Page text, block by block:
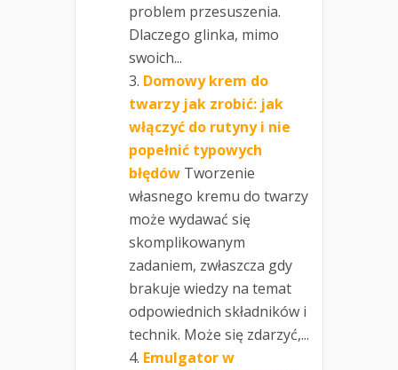
problem przesuszenia.
Dlaczego glinka, mimo
swoich...
Domowy krem do
twarzy jak zrobić: jak
włączyć do rutyny i nie
popełnić typowych
błędów Tworzenie
własnego kremu do twarzy
może wydawać się
skomplikowanym
zadaniem, zwłaszcza gdy
brakuje wiedzy na temat
odpowiednich składników i
technik. Może się zdarzyć,...
Emulgator w